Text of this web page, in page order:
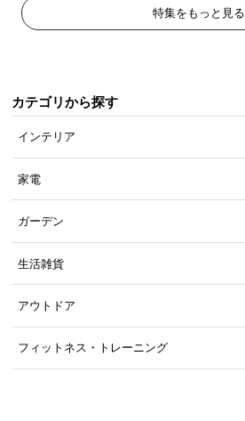
特集をもっと見る
カテゴリから探す
インテリア
家電
ガーデン
生活雑貨
アウトドア
フィットネス・トレーニング